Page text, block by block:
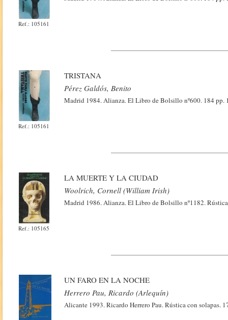
Ref.: 105161
Ref.: 105161
TRISTANA
Pérez Galdós, Benito
Madrid 1984. Alianza. El Libro de Bolsillo nº600. 184 pp.
Ref.: 105165
LA MUERTE Y LA CIUDAD
Woolrich, Cornell (William Irish)
Madrid 1986. Alianza. El Libro de Bolsillo nº1182.
UN FARO EN LA NOCHE
Herrero Pau, Ricardo (Arlequín)
Alicante 1993. Ricardo Herrero Pau. Rústica con solapas.